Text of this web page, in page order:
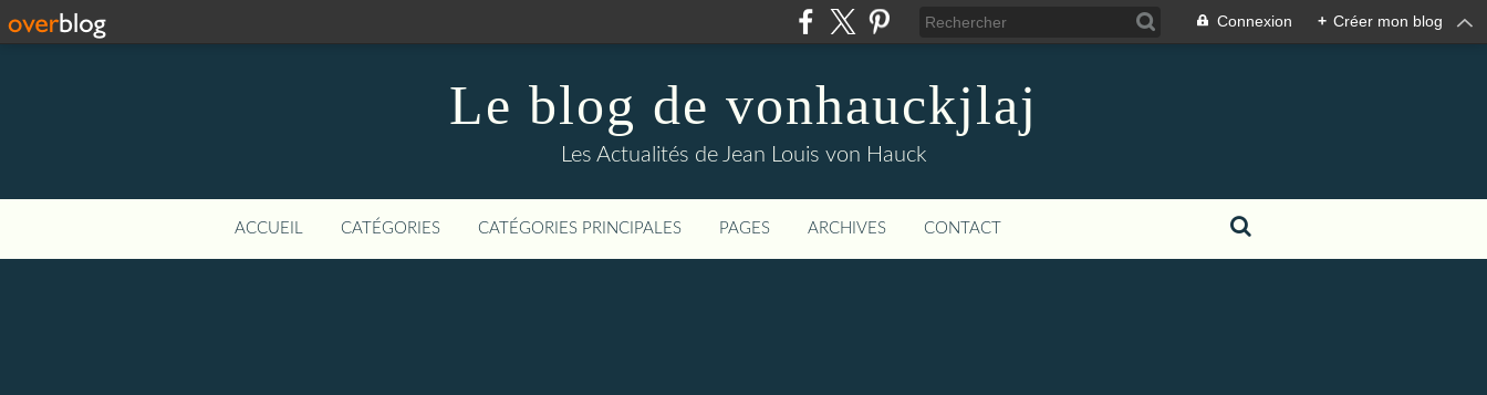
Connexion + Créer mon blog
Le blog de vonhauckjlaj
Les Actualités de Jean Louis von Hauck
ACCUEIL CATÉGORIES CATÉGORIES PRINCIPALES PAGES ARCHIVES CONTACT